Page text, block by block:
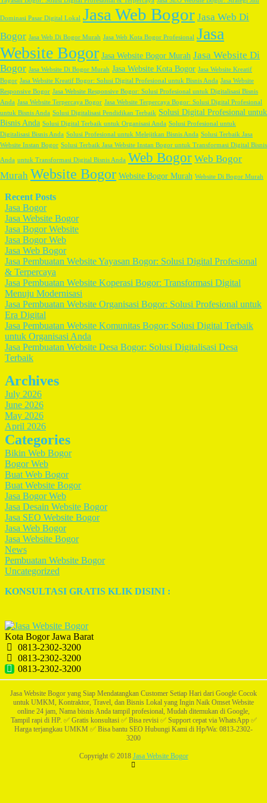
Dominasi Pasar Digital Lokal Jasa Web Bogor Jasa Web Di
Bogor Jasa Web Di Bogor Murah Jasa Web Kota Bogor Profesional Jasa
Website Bogor Jasa Website Bogor Murah Jasa Website Di
Bogor Jasa Website Di Bogor Murah Jasa Website Kota Bogor Jasa Website Kreatif
Bogor Jasa Website Kreatif Bogor: Solusi Digital Profesional untuk Bisnis Anda Jasa Website
Responsive Bogor Jasa Website Responsive Bogor: Solusi Profesional untuk Digitalisasi Bisnis
Anda Jasa Website Terpercaya Bogor Jasa Website Terpercaya Bogor: Solusi Digital Profesional
untuk Bisnis Anda Solusi Digitalisasi Pendidikan Terbaik Solusi Digital Profesional untuk
Bisnis Anda Solusi Digital Terbaik untuk Organisasi Anda Solusi Profesional untuk
Digitalisasi Bisnis Anda Solusi Profesional untuk Melejitkan Bisnis Anda Solusi Terbaik Jasa
Website Instan Bogor Solusi Terbaik Jasa Website Instan Bogor untuk Transformasi Digital Bisnis
Anda untuk Transformasi Digital Bisnis Anda Web Bogor Web Bogor
Murah Website Bogor Website Bogor Murah Website Di Bogor Murah
Recent Posts
Jasa Bogor
Jasa Website Bogor
Jasa Bogor Website
Jasa Bogor Web
Jasa Web Bogor
Jasa Pembuatan Website Yayasan Bogor: Solusi Digital Profesional
& Terpercaya
Jasa Pembuatan Website Koperasi Bogor: Transformasi Digital
Menuju Modernisasi
Jasa Pembuatan Website Organisasi Bogor: Solusi Profesional untuk
Era Digital
Jasa Pembuatan Website Komunitas Bogor: Solusi Digital Terbaik
untuk Organisasi Anda
Jasa Pembuatan Website Desa Bogor: Solusi Digitalisasi Desa
Terbaik
Archives
July 2026
June 2026
May 2026
April 2026
Categories
Bikin Web Bogor
Bogor Web
Buat Web Bogor
Buat Website Bogor
Jasa Bogor Web
Jasa Desain Website Bogor
Jasa SEO Website Bogor
Jasa Web Bogor
Jasa Website Bogor
News
Pembuatan Website Bogor
Uncategorized
KONSULTASI GRATIS KLIK DISINI :
Kota Bogor Jawa Barat
0813-2302-3200
0813-2302-3200
0813-2302-3200
Jasa Website Bogor yang Siap Mendatangkan Customer Setiap Hari dari Google Cocok
untuk UMKM, Kontraktor, Travel, dan Bisnis Lokal yang Ingin Naik Omset Website
online 24 jam, Nama bisnis Anda tampil profesional, Mudah ditemukan di Google,
Tampil rapi di HP. ✅ Gratis konsultasi ✅ Bisa revisi ✅ Support cepat via WhatsApp ✅
Harga terjangkau UMKM ✅ Bisa bantu SEO Hubungi Kami di Hp/Wa: 0813-2302-
3200
Copyright © 2018 Jasa Website Bogor